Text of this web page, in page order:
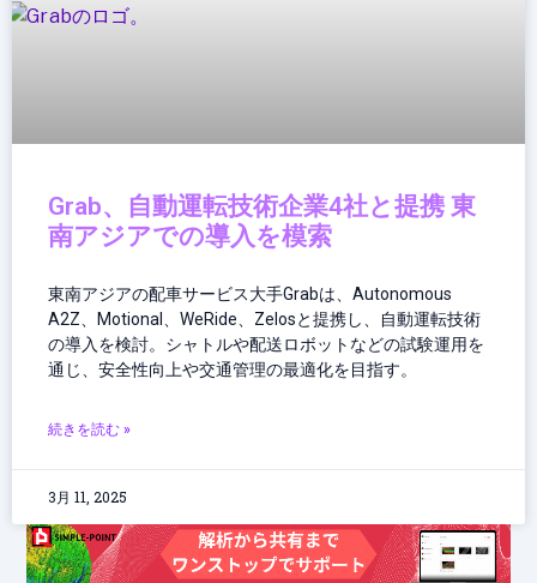
Grab、自動運転技術企業4社と提携 東
南アジアでの導入を模索
東南アジアの配車サービス大手Grabは、Autonomous
A2Z、Motional、WeRide、Zelosと提携し、自動運転技術
の導入を検討。シャトルや配送ロボットなどの試験運用を
通じ、安全性向上や交通管理の最適化を目指す。
続きを読む »
3月 11, 2025